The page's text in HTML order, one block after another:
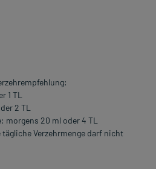
1 TL
2 TL
morgens 20 ml oder 4 TL
tägliche Verzehrmenge darf nicht